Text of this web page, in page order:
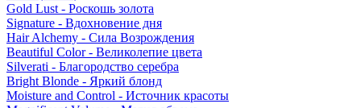
Gold Lust - Роскошь золота
Signature - Вдохновение дня
Hair Alchemy - Сила Возрождения
Beautiful Color - Великолепие цвета
Silverati - Благородство серебра
Bright Blonde - Яркий блонд
Moisture and Control - Источник красоты